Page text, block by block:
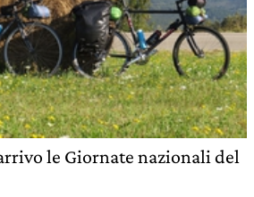
le Giornate nazionali del